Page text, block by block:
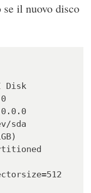
il nuovo disco